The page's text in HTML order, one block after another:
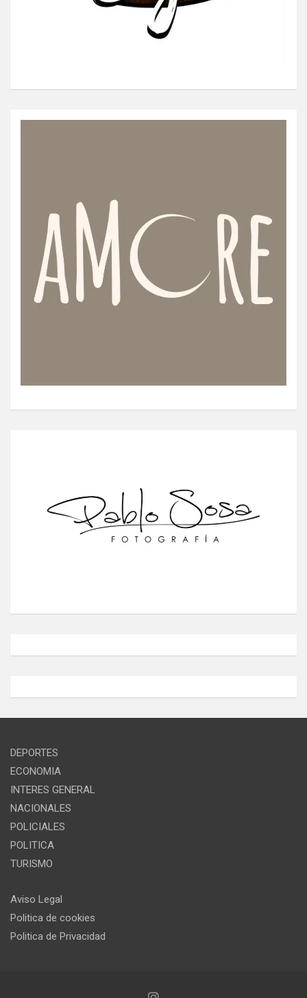
DEPORTES
ECONOMIA
INTERES GENERAL
NACIONALES
POLICIALES
POLITICA
TURISMO
Aviso Legal
Politica de cookies
Politica de Privacidad